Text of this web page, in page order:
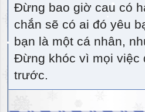
Đừng bao giờ cau có
chắn sẽ có ai đó yêu
bạn là một cá nhân,
Đừng khóc vì mọi việc
trước.